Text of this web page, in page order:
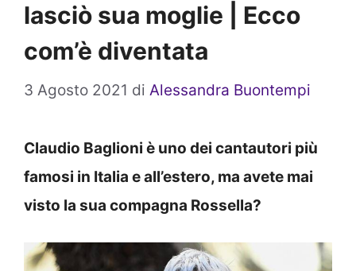
lasciò sua moglie | Ecco
com’è diventata
3 Agosto 2021 di Alessandra Buontempi
Claudio Baglioni è uno dei cantautori più
famosi in Italia e all’estero, ma avete mai
visto la sua compagna Rossella?